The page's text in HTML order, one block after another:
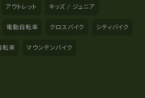
アウトレット キッズ / ジュニア
電動自転車 クロスバイク シティバイク
転車 マウンテンバイク